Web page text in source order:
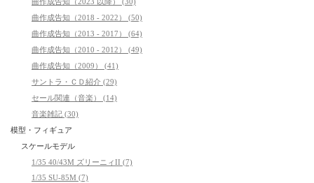
曲作成告知（2023 以降） (30)
曲作成告知（2018 - 2022） (50)
曲作成告知（2013 - 2017） (64)
曲作成告知（2010 - 2012） (49)
曲作成告知（2009） (41)
サントラ・ＣＤ紹介 (29)
セール関連（音楽） (14)
音楽雑記 (30)
模型・フィギュア
スケールモデル
1/35 40/43M ズリーニィII (7)
1/35 SU-85M (7)